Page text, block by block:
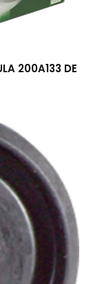
200A133 DE